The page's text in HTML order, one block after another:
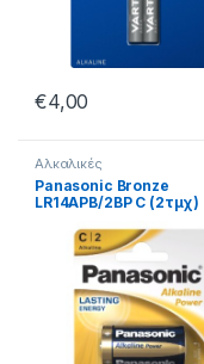
€4,00
Αλκαλικές
Panasonic Bronze
LR14APB/2BP C (2τμχ)